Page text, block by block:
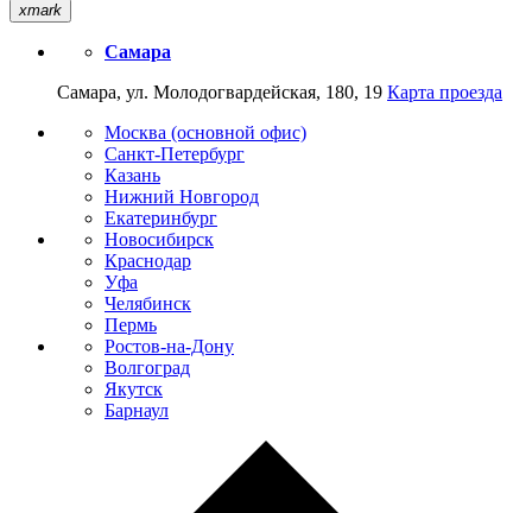
xmark
Самара
Самара, ул. Молодогвардейская, 180, 19 Карта проезда
Москва (основной офис)
Санкт-Петербург
Казань
Нижний Новгород
Екатеринбург
Новосибирск
Краснодар
Уфа
Челябинск
Пермь
Ростов-на-Дону
Волгоград
Якутск
Барнаул